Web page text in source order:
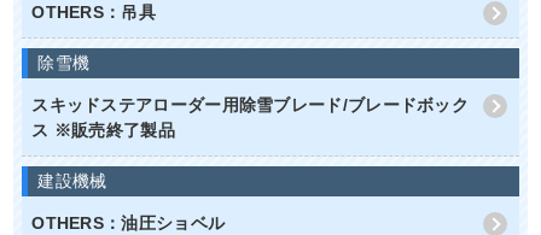
OTHERS：吊具
除雪機
スキッドステアローダー用除雪ブレード/ブレードボック
ス ※販売終了製品
建設機械
OTHERS：油圧ショベル